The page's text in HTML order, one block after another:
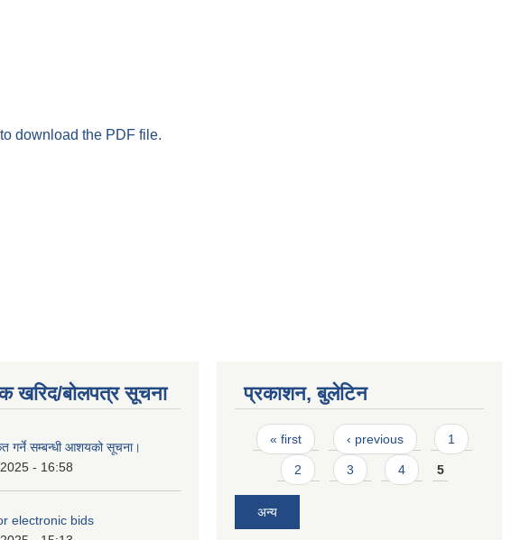
download the PDF file.
खरिद/बोलपत्र सूचना
गर्ने सम्बन्धी आशयको सूचना।
- 16:58
electronic bids
प्रकाशन, बुलेटिन
Pages
« first ‹ previous 1
2 3 4 5
अन्य